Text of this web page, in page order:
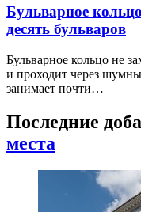
Бульварное
десять бульваров
Бульварное кольцо не
и проходит через
занимает почти…
Последние
места